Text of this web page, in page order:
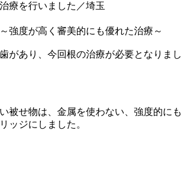
療を行いました／埼玉
強度が高く審美的にも優れた治療～
があり、今回根の治療が必要となりまし
被せ物は、金属を使わない、強度的にも
ッジにしました。